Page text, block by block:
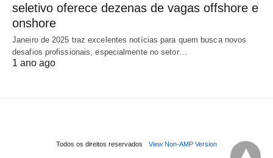
seletivo oferece dezenas de vagas offshore e
onshore
Janeiro de 2025 traz excelentes notícias para quem busca novos
desafios profissionais, especialmente no setor…
1 ano ago
Todos os direitos reservados View Non-AMP Version